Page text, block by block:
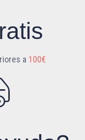
a 100€